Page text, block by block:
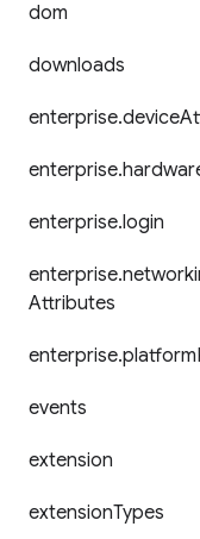
dom
downloads
enterprise.device
enterprise.
enterprise.login
enterprise.
Attributes
enterprise.platform
events
extension
extensionTypes